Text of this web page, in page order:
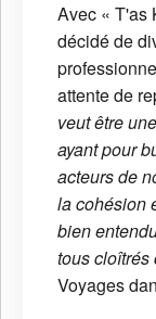
Avec « T'as
décidé de
attente de
veut être
ayant pour
acteurs de
la cohésion
bien
tous cloîtrés
Voyages